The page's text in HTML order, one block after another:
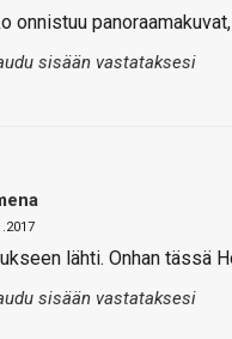
onnistuu
sisään vastataksesi
lähti. Onhan tässä
sisään vastataksesi